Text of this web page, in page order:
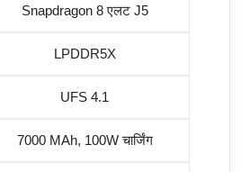
Snapdragon 8 एलट J5
LPDDR5X
UFS 4.1
7000 MAh, 100W चार्जिंग